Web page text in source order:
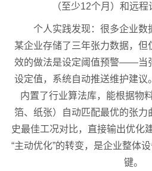
（至少12个月）和远程
个人实践发现：很多企业数
某企业存储了三年张力数据，但
效的做法是设定阈值预警——当
设定值，系统自动推送维护建议
内置了行业算法库，能根据物
箔、纸张）自动匹配最优的张力
史最佳工况对比，直接输出优化
“主动优化”的转变，是企业整体
键。